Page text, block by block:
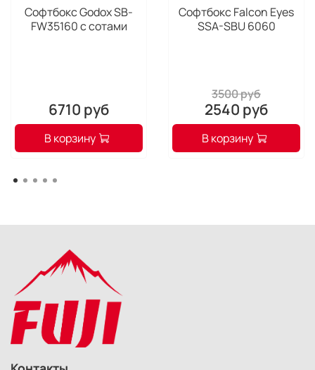
Софтбокс Godox SB-
FW35160 с сотами
6710 руб
В корзину
Софтбокс Falcon Eyes
SSA-SBU 6060
3500 руб
2540 руб
В корзину